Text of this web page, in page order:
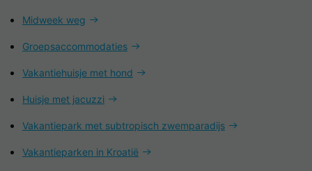
Midweek weg
Groepsaccommodaties
Vakantiehuisje met hond
Huisje met jacuzzi
Vakantiepark met subtropisch zwemparadijs
Vakantieparken in Kroatië